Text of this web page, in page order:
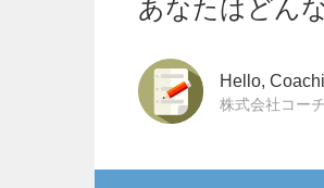
あなたはどん
Hello,
株式会社コー